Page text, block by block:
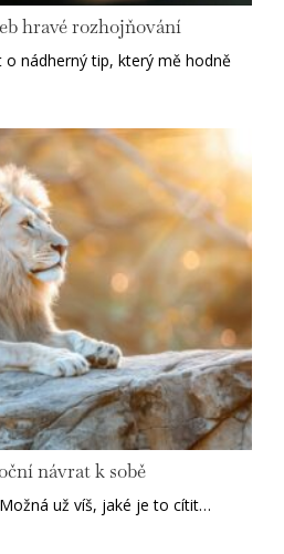
hravé rozhojňování
nádherný tip, který mě hodně
návrat k sobě
už víš, jaké je to cítit…